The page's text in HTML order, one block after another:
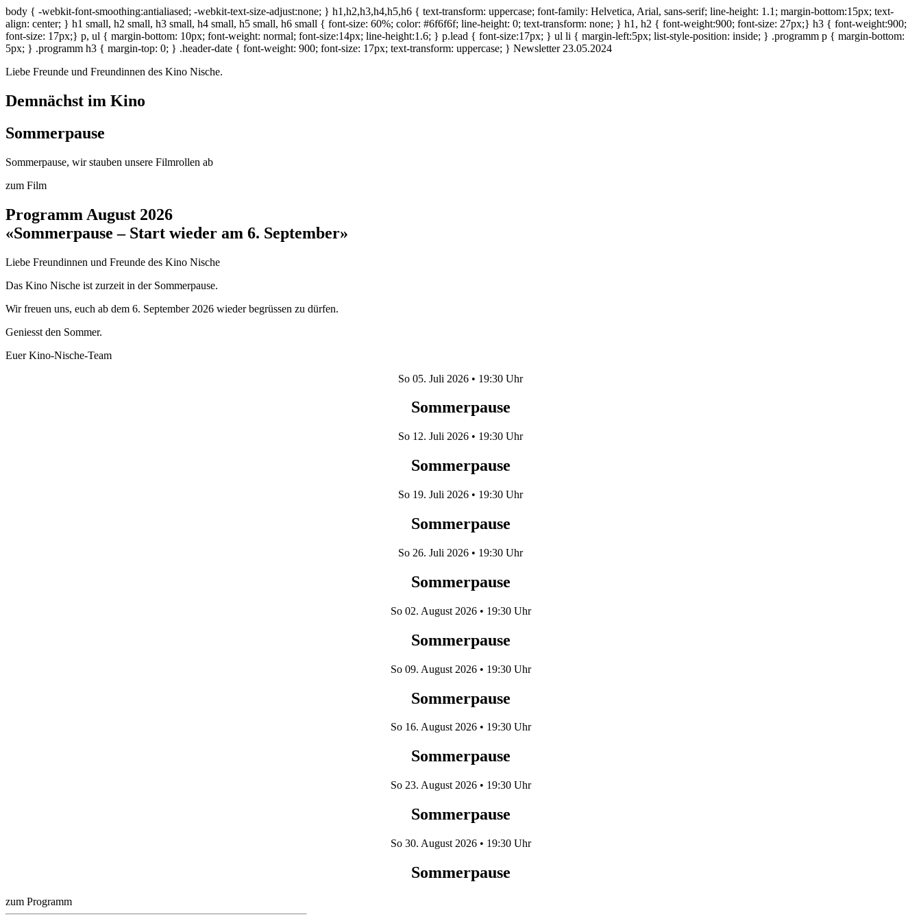
body { -webkit-font-smoothing:antialiased; -webkit-text-size-adjust:none; } h1,h2,h3,h4,h5,h6 { text-transform: uppercase; font-family: Helvetica, Arial, sans-serif; line-height: 1.1; margin-bottom:15px; text-
align: center; } h1 small, h2 small, h3 small, h4 small, h5 small, h6 small { font-size: 60%; color: #6f6f6f; line-height: 0; text-transform: none; } h1, h2 { font-weight:900; font-size: 27px;} h3 { font-weight:900;
font-size: 17px;} p, ul { margin-bottom: 10px; font-weight: normal; font-size:14px; line-height:1.6; } p.lead { font-size:17px; } ul li { margin-left:5px; list-style-position: inside; } .programm p { margin-bottom:
5px; } .programm h3 { margin-top: 0; } .header-date { font-weight: 900; font-size: 17px; text-transform: uppercase; } Newsletter 23.05.2024
Liebe Freunde und Freundinnen des Kino Nische.
Demnächst im Kino
Sommerpause
Sommerpause, wir stauben unsere Filmrollen ab
zum Film
Programm August 2026
«Sommerpause – Start wieder am 6. September»
Liebe Freundinnen und Freunde des Kino Nische
Das Kino Nische ist zurzeit in der Sommerpause.
Wir freuen uns, euch ab dem 6. September 2026 wieder begrüssen zu dürfen.
Geniesst den Sommer.
Euer Kino-Nische-Team
So 05. Juli 2026 • 19:30 Uhr
Sommerpause
So 12. Juli 2026 • 19:30 Uhr
Sommerpause
So 19. Juli 2026 • 19:30 Uhr
Sommerpause
So 26. Juli 2026 • 19:30 Uhr
Sommerpause
So 02. August 2026• 19:30 Uhr
Sommerpause
So 09. August 2026• 19:30 Uhr
Sommerpause
So 16. August 2026• 19:30 Uhr
Sommerpause
So 23. August 2026• 19:30 Uhr
Sommerpause
So 30. August 2026• 19:30 Uhr
Sommerpause
zum Programm